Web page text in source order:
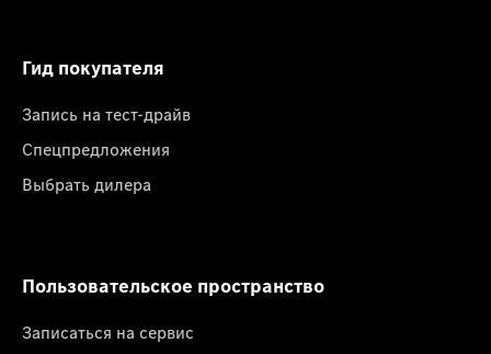
Гид покупателя
Запись на тест-драйв
Спецпредложения
Выбрать дилера
Пользовательское пространство
Записаться на сервис